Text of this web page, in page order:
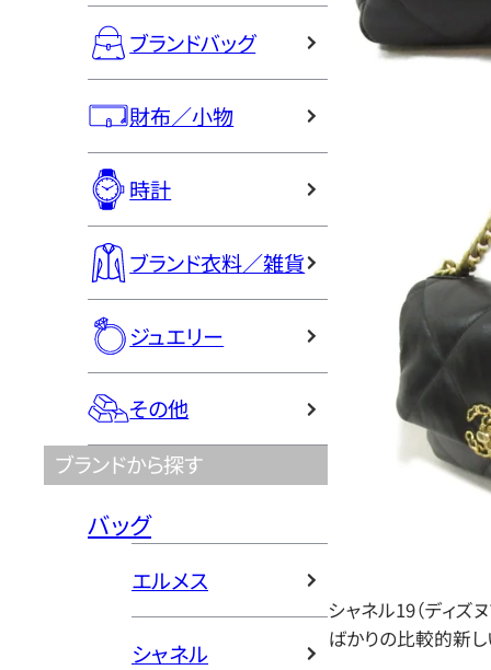
ブランドバッグ
財布／小物
時計
ブランド衣料／雑貨
ジュエリー
その他
ブランドから探す
バッグ
エルメス
シャネル
シャネル19（ディ
ばかりの比較的新し